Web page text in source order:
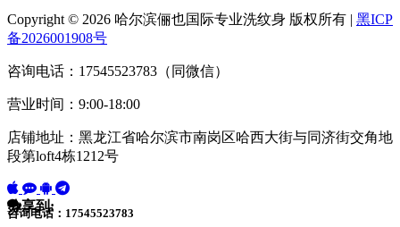
Copyright © 2026 哈尔滨俪也国际专业洗纹身 版权所有 | 黑ICP
备2026001908号
咨询电话：17545523783（同微信）
营业时间：9:00-18:00
店铺地址：黑龙江省哈尔滨市南岗区哈西大街与同济街交角地
段第loft4栋1212号
咨询电话：17545523783
分享到: